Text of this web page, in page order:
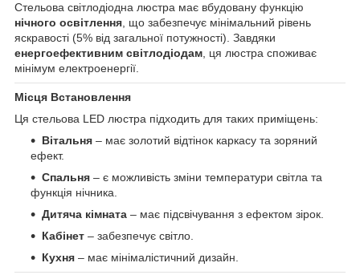
Стельова світлодіодна люстра має вбудовану функцію
нічного освітлення, що забезпечує мінімальний рівень
яскравості (5% від загальної потужності). Завдяки
енергоефективним світлодіодам, ця люстра споживає
мінімум електроенергії.
Місця Встановлення
Ця стельова LED люстра підходить для таких приміщень:
Вітальня – має золотий відтінок каркасу та зоряний
ефект.
Спальня – є можливість зміни температури світла та
функція нічника.
Дитяча кімната – має підсвічування з ефектом зірок.
Кабінет – забезпечує світло.
Кухня – має мінімалістичний дизайн.